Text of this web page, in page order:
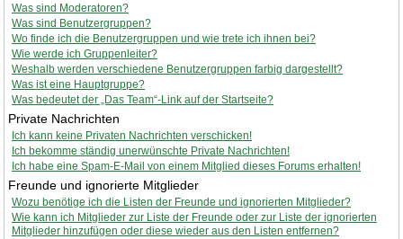
Was sind Moderatoren?
Was sind Benutzergruppen?
Wo finde ich die Benutzergruppen und wie trete ich ihnen bei?
Wie werde ich Gruppenleiter?
Weshalb werden verschiedene Benutzergruppen farbig dargestellt?
Was ist eine Hauptgruppe?
Was bedeutet der „Das Team“-Link auf der Startseite?
Private Nachrichten
Ich kann keine Privaten Nachrichten verschicken!
Ich bekomme ständig unerwünschte Private Nachrichten!
Ich habe eine Spam-E-Mail von einem Mitglied dieses Forums erhalten!
Freunde und ignorierte Mitglieder
Wozu benötige ich die Listen der Freunde und ignorierten Mitglieder?
Wie kann ich Mitglieder zur Liste der Freunde oder zur Liste der ignorierten
Mitglieder hinzufügen oder diese wieder aus den Listen entfernen?